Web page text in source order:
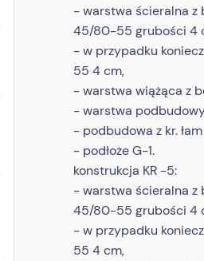
- warstwa ścieralna z
45/80-55 grubości 4
- w przypadku
55 4 cm,
- warstwa wiążąca z
- warstwa
- podbudowa z kr.
- podłoże G-1.
konstrukcja KR -5:
- warstwa ścieralna z
45/80-55 grubości 4
- w przypadku
55 4 cm,